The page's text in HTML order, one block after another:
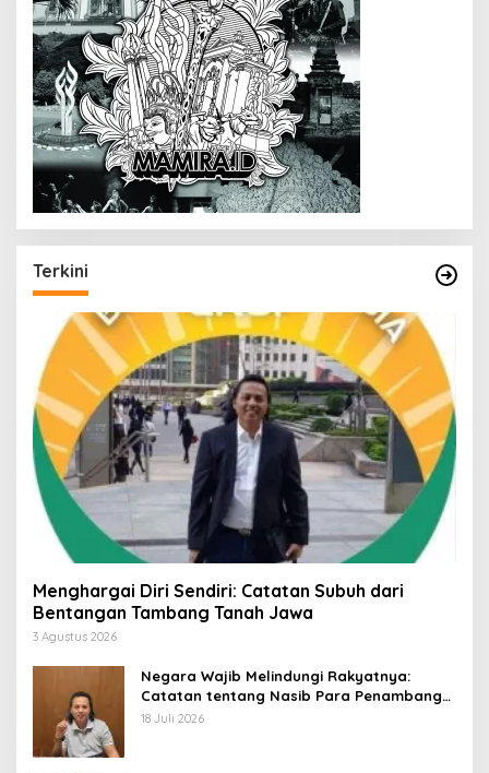
Terkini
Menghargai Diri Sendiri: Catatan Subuh dari
Bentangan Tambang Tanah Jawa
3 Agustus 2026
Negara Wajib Melindungi Rakyatnya:
Catatan tentang Nasib Para Penambang
Belerang Kawah Ijen
18 Juli 2026